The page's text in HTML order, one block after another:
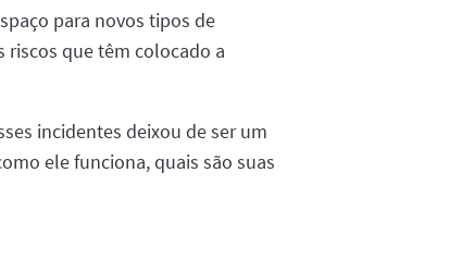
para novos tipos de
riscos que têm colocado a
incidentes deixou de ser um
ele funciona, quais são suas